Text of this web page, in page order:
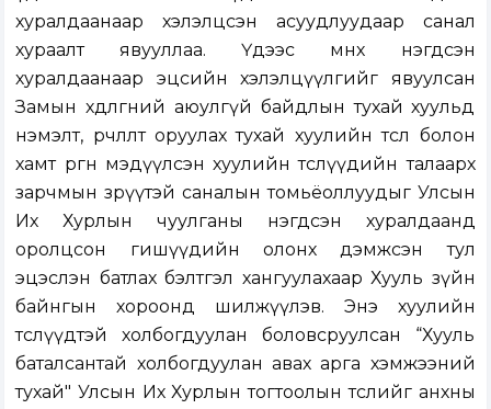
хуралдаанаар хэлэлцсэн асуудлуудаар санал
хураалт явууллаа.Үдээс өмнөх нэгдсэн
хуралдаанаар эцсийн хэлэлцүүлгийг явуулсан
Замын хөдөлгөөний аюулгүй байдлын тухай хуульд
нэмэлт, өөрчлөлт оруулах тухай хуулийн төсөл болон
хамт өргөн мэдүүлсэн хуулийн төслүүдийн талаарх
зарчмын зөрүүтэй саналын томьёоллуудыг Улсын
Их Хурлын чуулганы нэгдсэн хуралдаанд
оролцсон гишүүдийн олонх дэмжсэн тул
эцэслэн батлах бэлтгэл хангуулахаар Хууль зүйн
байнгын хороонд шилжүүлэв. Энэ хуулийн
төслүүдтэй холбогдуулан боловсруулсан “Хууль
баталсантай холбогдуулан авах арга хэмжээний
тухай" Улсын Их Хурлын тогтоолын төслийг анхны